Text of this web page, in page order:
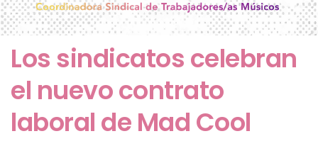
Los sindicatos celebran
el nuevo contrato
laboral de Mad Cool